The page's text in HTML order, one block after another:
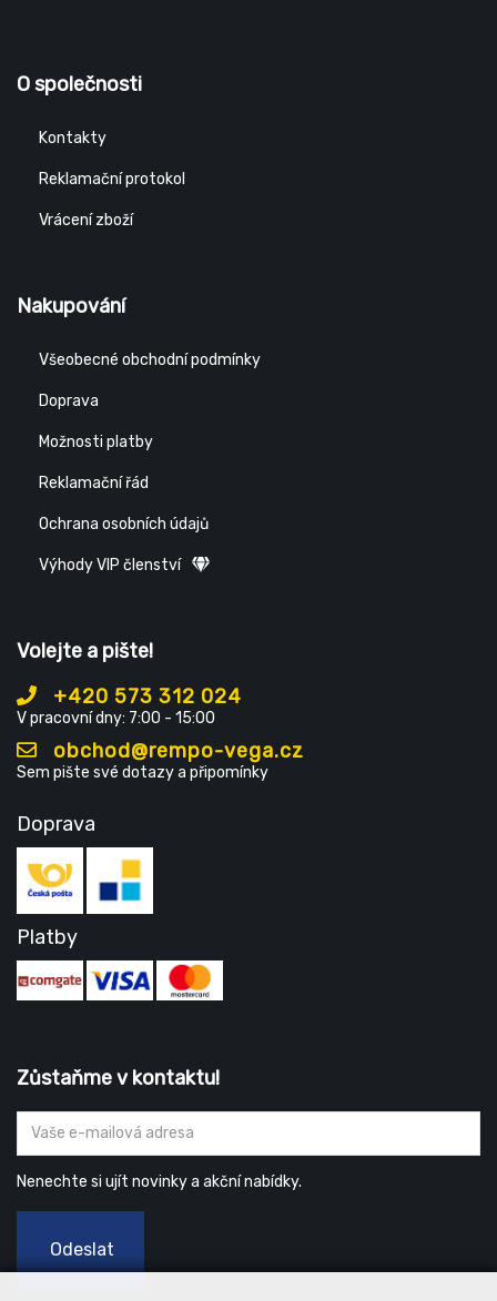
O společnosti
Kontakty
Reklamační protokol
Vrácení zboží
Nakupování
Všeobecné obchodní podmínky
Doprava
Možnosti platby
Reklamační řád
Ochrana osobních údajů
Výhody VIP členství
Volejte a pište!
+420 573 312 024
V pracovní dny: 7:00 - 15:00
obchod@rempo-vega.cz
Sem pište své dotazy a připomínky
Doprava
Platby
Zůstaňme v kontaktu!
Nenechte si ujít novinky a akční nabídky.
Odeslat